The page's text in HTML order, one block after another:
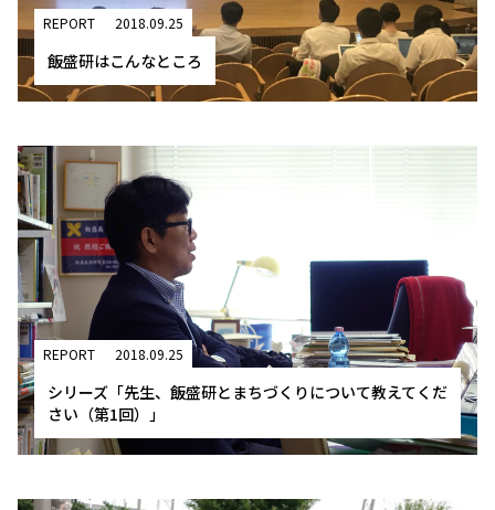
REPORT 2018.09.25
飯盛研はこんなところ
REPORT 2018.09.25
シリーズ「先生、飯盛研とまちづくりについて教えてくだ
さい（第1回）」